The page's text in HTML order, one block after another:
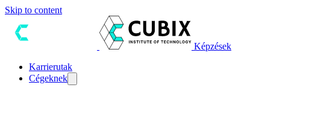
Skip to content
Képzések
Karrierutak
Cégeknek